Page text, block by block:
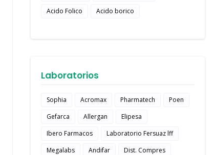
Acido Folico
Acido borico
Laboratorios
Sophia Acromax Pharmatech
Poen
Gefarca
Allergan
Elipesa
Ibero Farmacos
Laboratorio Fersuaz lff
Megalabs
Andifar
Dist. Compres